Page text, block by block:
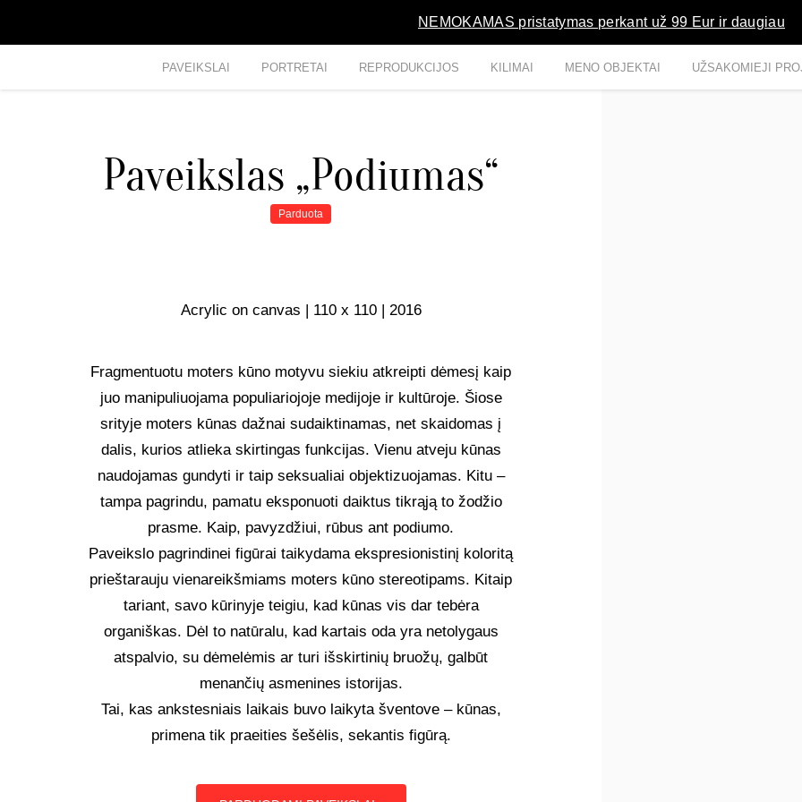
NEMOKAMAS pristatymas perkant už 99 Eur ir daugiau
PAVEIKSLAI PORTRETAI REPRODUKCIJOS KILIMAI MENO OBJEKTAI UŽSAKOMIEJI
Paveikslas „Podiumas“
Parduota
Acrylic on canvas | 110 x 110 | 2016
Fragmentuotu moters kūno motyvu siekiu atkreipti dėmesį kaip
juo manipuliuojama populiariojoje medijoje ir kultūroje. Šiose
srityje moters kūnas dažnai sudaiktinamas, net skaidomas į
dalis, kurios atlieka skirtingas funkcijas. Vienu atveju kūnas
naudojamas gundyti ir taip seksualiai objektizuojamas. Kitu –
tampa pagrindu, pamatu eksponuoti daiktus tikrąją to žodžio
prasme. Kaip, pavyzdžiui, rūbus ant podiumo.
Paveikslo pagrindinei figūrai taikydama ekspresionistinį koloritą
prieštarauju vienareikšmiams moters kūno stereotipams. Kitaip
tariant, savo kūrinyje teigiu, kad kūnas vis dar tebėra
organiškas. Dėl to natūralu, kad kartais oda yra netolygaus
atspalvio, su dėmelėmis ar turi išskirtinių bruožų, galbūt
menančių asmenines istorijas.
Tai, kas ankstesniais laikais buvo laikyta šventove – kūnas,
primena tik praeities šešėlis, sekantis figūrą.